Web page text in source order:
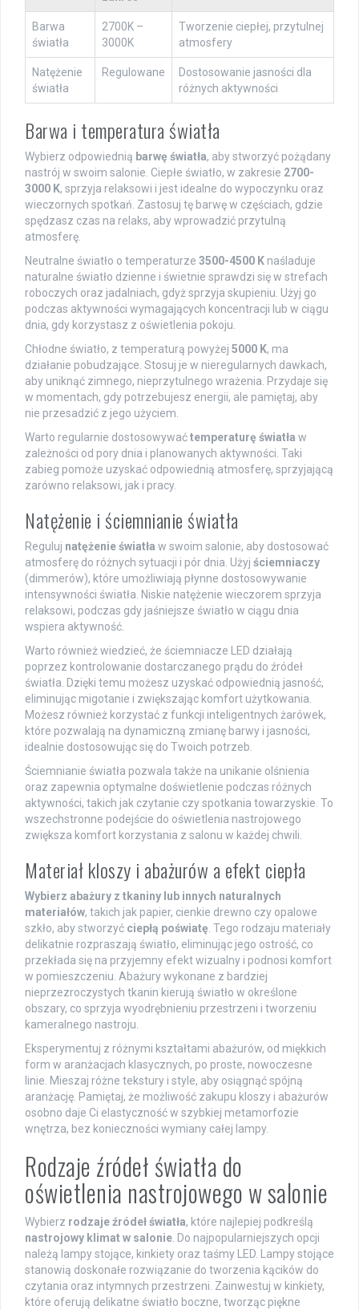
Barwa
światła
2700K –
3000K
Tworzenie ciepłej, przytulnej
atmosfery
Natężenie
światła
Regulowane
Dostosowanie jasności dla
różnych aktywności
Barwa i temperatura światła
Wybierz odpowiednią barwę światła, aby stworzyć pożądany
nastrój w swoim salonie. Ciepłe światło, w zakresie 2700-
3000 K, sprzyja relaksowi i jest idealne do wypoczynku oraz
wieczornych spotkań. Zastosuj tę barwę w częściach, gdzie
spędzasz czas na relaks, aby wprowadzić przytulną
atmosferę.
Neutralne światło o temperaturze 3500-4500 K naśladuje
naturalne światło dzienne i świetnie sprawdzi się w strefach
roboczych oraz jadalniach, gdyż sprzyja skupieniu. Użyj go
podczas aktywności wymagających koncentracji lub w ciągu
dnia, gdy korzystasz z oświetlenia pokoju.
Chłodne światło, z temperaturą powyżej 5000 K, ma
działanie pobudzające. Stosuj je w nieregularnych dawkach,
aby uniknąć zimnego, nieprzytulnego wrażenia. Przydaje się
w momentach, gdy potrzebujesz energii, ale pamiętaj, aby
nie przesadzić z jego użyciem.
Warto regularnie dostosowywaćtemperaturę światła w
zależności od pory dnia i planowanych aktywności. Taki
zabieg pomoże uzyskać odpowiednią atmosferę, sprzyjającą
zarówno relaksowi, jak i pracy.
Natężenie i ściemnianie światła
Reguluj natężenie światła w swoim salonie, aby dostosować
atmosferę do różnych sytuacji i pór dnia. Użyj ściemniaczy
(dimmerów), które umożliwiają płynne dostosowywanie
intensywności światła. Niskie natężenie wieczorem sprzyja
relaksowi, podczas gdy jaśniejsze światło w ciągu dnia
wspiera aktywność.
Warto również wiedzieć, że ściemniacze LED działają
poprzez kontrolowanie dostarczanego prądu do źródeł
światła. Dzięki temu możesz uzyskać odpowiednią jasność,
eliminując migotanie i zwiększając komfort użytkowania.
Możesz również korzystać z funkcji inteligentnych żarówek,
które pozwalają na dynamiczną zmianę barwy i jasności,
idealnie dostosowując się do Twoich potrzeb.
Ściemnianie światła pozwala także na unikanie olśnienia
oraz zapewnia optymalne doświetlenie podczas różnych
aktywności, takich jak czytanie czy spotkania towarzyskie. To
wszechstronne podejście do oświetlenia nastrojowego
zwiększa komfort korzystania z salonu w każdej chwili.
Materiał kloszy i abażurów a efekt ciepła
Wybierz abażury z tkaniny lub innych naturalnych
materiałów, takich jak papier, cienkie drewno czy opalowe
szkło, aby stworzyć ciepłą poświatę . Tego rodzaju materiały
delikatnie rozpraszają światło, eliminując jego ostrość, co
przekłada się na przyjemny efekt wizualny i podnosi komfort
w pomieszczeniu. Abażury wykonane z bardziej
nieprzezroczystych tkanin kierują światło w określone
obszary, co sprzyja wyodrębnieniu przestrzeni i tworzeniu
kameralnego nastroju.
Eksperymentuj z różnymi kształtami abażurów, od miękkich
form w aranżacjach klasycznych, po proste, nowoczesne
linie. Mieszaj różne tekstury i style, aby osiągnąć spójną
aranżację. Pamiętaj, że możliwość zakupu kloszy i abażurów
osobno daje Ci elastyczność w szybkiej metamorfozie
wnętrza, bez konieczności wymiany całej lampy.
Rodzaje źródeł światła do
oświetlenia nastrojowego w salonie
Wybierz rodzaje źródeł światła, które najlepiej podkreślą
nastrojowy klimat w salonie . Do najpopularniejszych opcji
należą lampy stojące, kinkiety oraz taśmy LED. Lampy stojące
stanowią doskonałe rozwiązanie do tworzenia kącików do
czytania oraz intymnych przestrzeni. Zainwestuj w kinkiety,
które oferują delikatne światło boczne, tworząc piękne